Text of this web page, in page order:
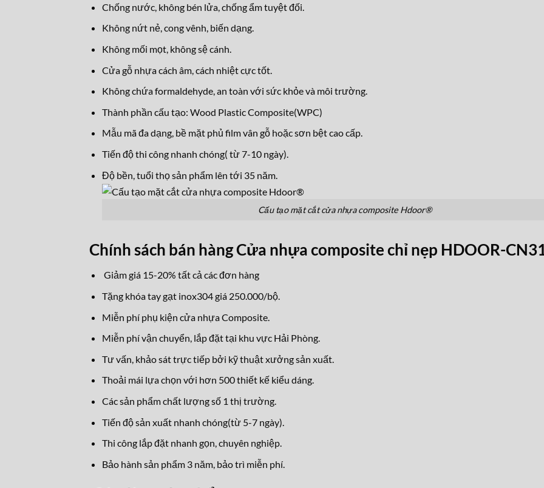
Chống nước, không bén lửa, chống ẩm tuyệt đối.
Không nứt nẻ, cong vênh, biến dạng.
Không mối mọt, không sệ cánh.
Cửa gỗ nhựa cách âm, cách nhiệt cực tốt.
Không chứa formaldehyde, an toàn với sức khỏe và môi trường.
Thành phần cấu tạo: Wood Plastic Composite(WPC)
Mẫu mã đa dạng, bề mặt phủ film vân gỗ hoặc sơn bệt cao cấp.
Tiến độ thi công nhanh chóng( từ 7-10 ngày).
Độ bền, tuổi thọ sản phẩm lên tới 35 năm.
Cấu tạo mặt cắt cửa nhựa composite Hdoor®
Chính sách bán hàng Cửa nhựa composite chỉ nẹp HDOOR-
Giảm giá 15-20% tất cả các đơn hàng
Tặng khóa tay gạt inox304 giá 250.000/bộ.
Miễn phí phụ kiện cửa nhựa Composite.
Miễn phí vận chuyển, lắp đặt tại khu vực Hải Phòng.
Tư vấn, khảo sát trực tiếp bởi kỹ thuật xưởng sản xuất.
Thoải mái lựa chọn với hơn 500 thiết kế kiểu dáng.
Các sản phẩm chất lượng số 1 thị trường.
Tiến độ sản xuất nhanh chóng(từ 5-7 ngày).
Thi công lắp đặt nhanh gọn, chuyên nghiệp.
Bảo hành sản phẩm 3 năm, bảo trì miễn phí.